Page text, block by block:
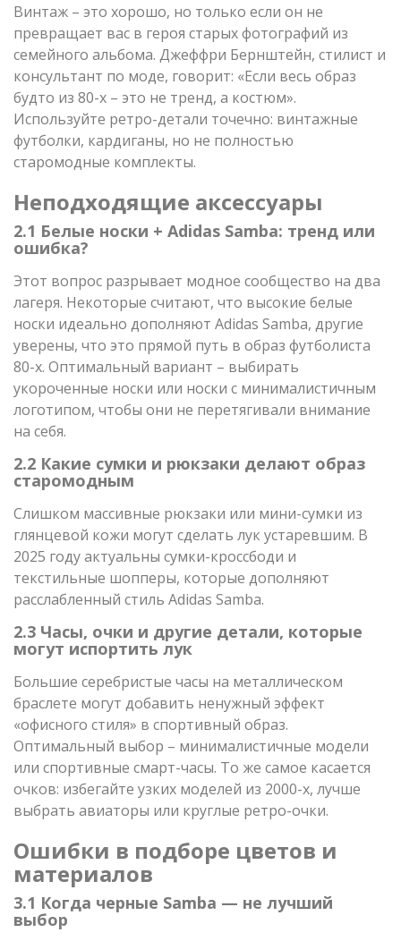
Винтаж – это хорошо, но только если он не
превращает вас в героя старых фотографий из
семейного альбома. Джеффри Бернштейн, стилист и
консультант по моде, говорит: «Если весь образ
будто из 80-х – это не тренд, а костюм».
Используйте ретро-детали точечно: винтажные
футболки, кардиганы, но не полностью
старомодные комплекты.
Неподходящие аксессуары
2.1 Белые носки + Adidas Samba: тренд или
ошибка?
Этот вопрос разрывает модное сообщество на два
лагеря. Некоторые считают, что высокие белые
носки идеально дополняют Adidas Samba, другие
уверены, что это прямой путь в образ футболиста
80-х. Оптимальный вариант – выбирать
укороченные носки или носки с минималистичным
логотипом, чтобы они не перетягивали внимание
на себя.
2.2 Какие сумки и рюкзаки делают образ
старомодным
Слишком массивные рюкзаки или мини-сумки из
глянцевой кожи могут сделать лук устаревшим. В
2025 году актуальны сумки-кроссбоди и
текстильные шопперы, которые дополняют
расслабленный стиль Adidas Samba.
2.3 Часы, очки и другие детали, которые
могут испортить лук
Большие серебристые часы на металлическом
браслете могут добавить ненужный эффект
«офисного стиля» в спортивный образ.
Оптимальный выбор – минималистичные модели
или спортивные смарт-часы. То же самое касается
очков: избегайте узких моделей из 2000-х, лучше
выбрать авиаторы или круглые ретро-очки.
Ошибки в подборе цветов и
материалов
3.1 Когда черные Samba — не лучший
выбор